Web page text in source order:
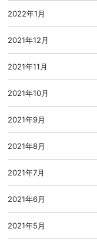
2022年1月
2021年12月
2021年11月
2021年10月
2021年9月
2021年8月
2021年7月
2021年6月
2021年5月